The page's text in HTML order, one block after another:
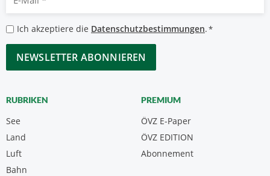
Mail
*
Datenschutzbestimmungen
*
Ich akzeptiere die Datenschutzbestimmungen.*
CAPTCHA
RUBRIKEN
See
Land
Luft
Bahn
PREMIUM
ÖVZ E-Paper
Abonnement
ÖVZ EDITION